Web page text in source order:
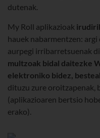
dutenak.
My Roll aplikazioak
hauek nabarmentzen:
aurpegi irribarretsuenak
multzoak bidal daitezke
elektroniko bidez,
dituzu zure oroitzapenak,
(aplikazioaren bertsio
erako).